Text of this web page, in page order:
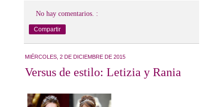
No hay comentarios. :
Compartir
MIÉRCOLES, 2 DE DICIEMBRE DE 2015
Versus de estilo: Letizia y Rania